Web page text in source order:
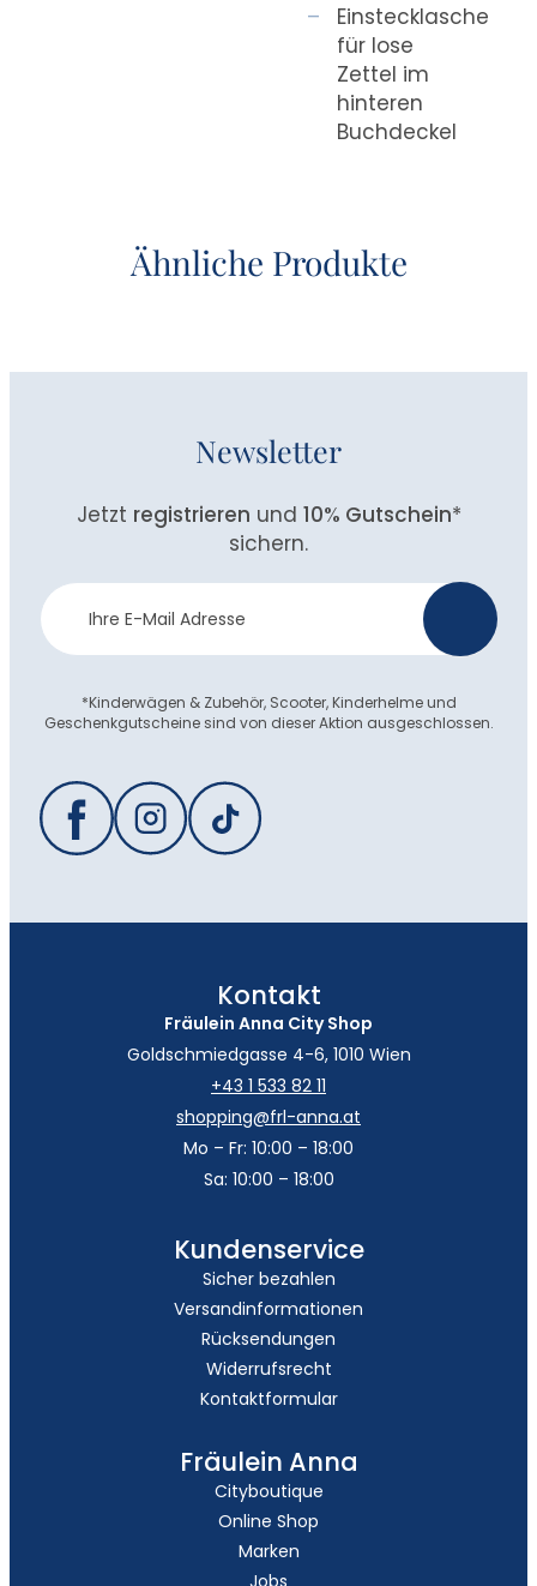
Einstecklasche
für lose
Zettel im
hinteren
Buchdeckel
Ähnliche Produkte
Newsletter
Jetzt registrieren und 10% Gutschein*
sichern.
Newsletter
Anmeldung
*Kinderwägen & Zubehör, Scooter, Kinderhelme und
Geschenkgutscheine sind von dieser Aktion ausgeschlossen.
Kontakt
Fräulein Anna City Shop
Goldschmiedgasse 4-6, 1010 Wien
+43 1 533 82 11
shopping@frl-anna.at
Mo – Fr: 10:00 – 18:00
Sa: 10:00 – 18:00
Kundenservice
Sicher bezahlen
Versandinformationen
Rücksendungen
Widerrufsrecht
Kontaktformular
Fräulein Anna
Cityboutique
Online Shop
Marken
Jobs